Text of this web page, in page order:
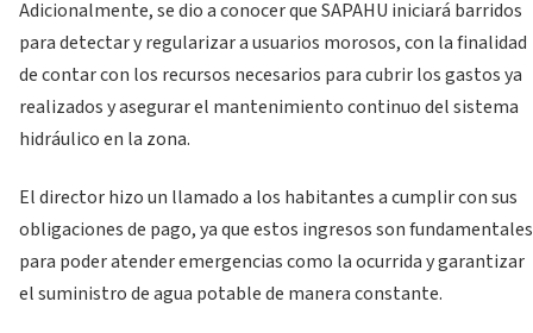
Adicionalmente, se dio a conocer que SAPAHU iniciará barridos
para detectar y regularizar a usuarios morosos, con la finalidad
de contar con los recursos necesarios para cubrir los gastos ya
realizados y asegurar el mantenimiento continuo del sistema
hidráulico en la zona.
El director hizo un llamado a los habitantes a cumplir con sus
obligaciones de pago, ya que estos ingresos son fundamentales
para poder atender emergencias como la ocurrida y garantizar
el suministro de agua potable de manera constante.